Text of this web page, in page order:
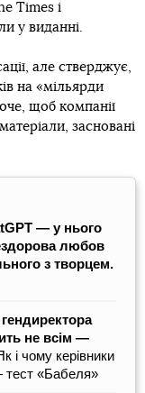
Times і
у виданні.
але стверджує,
на «мільярди
щоб компанії
засновані
— у нього
любов
з творцем.
не всім —
і чому керівники
тест «Бабеля»